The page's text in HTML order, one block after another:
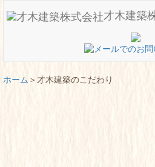
才木建築
ホーム 才木建築のこだわり